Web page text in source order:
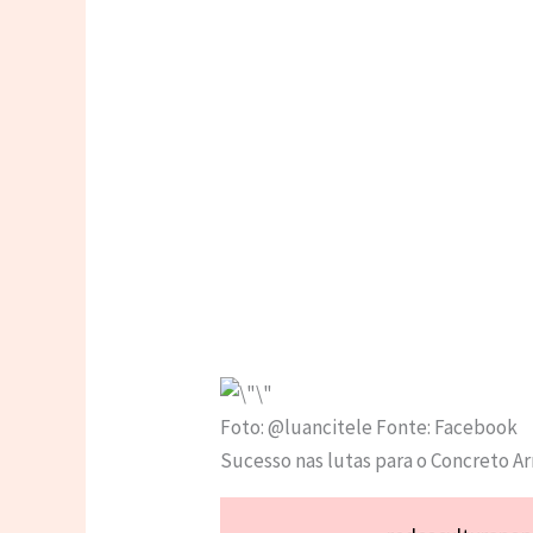
Foto: @luancitele Fonte: Facebook
Sucesso nas lutas para o Concreto